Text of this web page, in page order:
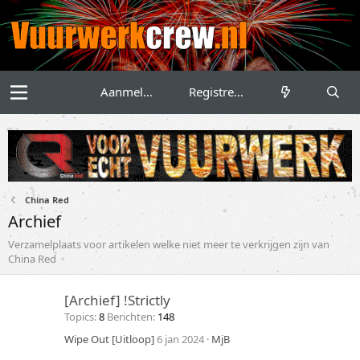
Aanmelden Registreren
China Red
Archief
Verzamelplaats voor artikelen welke niet meer te verkrijgen zijn van
China Red
[Archief] !Strictly
Topics 8 Berichten 148
Wipe Out [Uitloop]6 jan 2024 MjB